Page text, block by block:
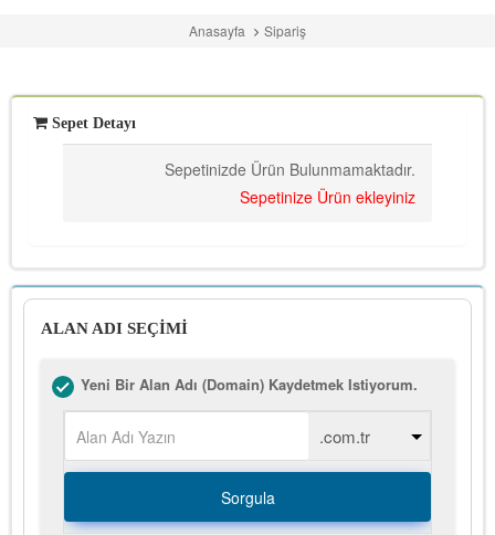
Anasayfa Sipariş
Sepet Detayı
Sepetinizde Ürün Bulunmamaktadır.
Sepetinize Ürün ekleyiniz
ALAN ADI SEÇİMİ
Yeni Bir Alan Adı (Domain) Kaydetmek Istiyorum.
Sorgula